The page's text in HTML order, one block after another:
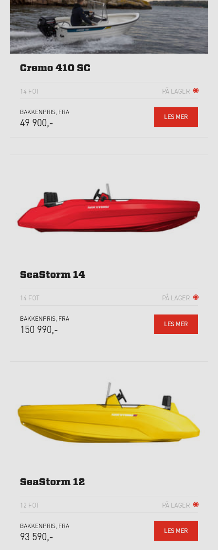
Cremo 410 SC
14 FOT PÅ LAGER
BAKKENPRIS, FRA
49 900,- LES MER
SeaStorm 14
14 FOT PÅ LAGER
BAKKENPRIS, FRA
150 990,- LES MER
SeaStorm 12
12 FOT PÅ LAGER
BAKKENPRIS, FRA
93 590,- LES MER